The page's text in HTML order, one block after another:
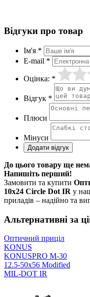
Відгуки про товар
Ім'я *
E-mail *
Оцінка: *
Відгук *
Плюси
Мінуси
До цього товару ще
Напишіть перший!
Замовити та купити
10x24 Circle Dot IR у
приладів – надійно та
Альтернативні за
Оптичний приціл
KONUS
KONUSPRO M-30
12.5-50x56 Modified
MIL-DOT IR